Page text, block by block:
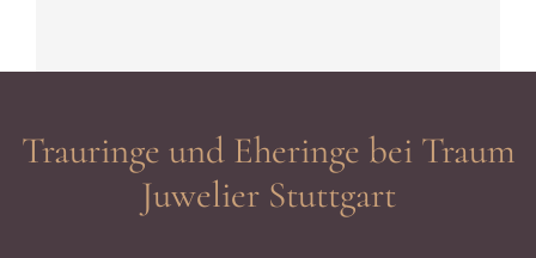
Trauringe und Eheringe bei Traum
Juwelier Stuttgart